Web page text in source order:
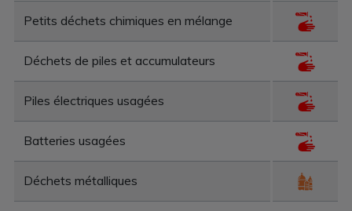
Petits déchets chimiques en mélange
Déchets de piles et accumulateurs
Piles électriques usagées
Batteries usagées
Déchets métalliques